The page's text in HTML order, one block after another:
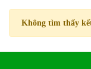
Không tìm thấy